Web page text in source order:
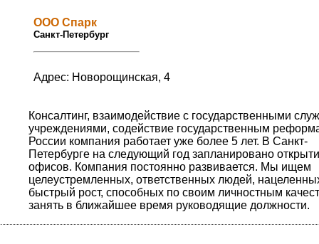
ООО Спарк
Санкт-Петербург
Адрес: Новорощинская, 4
Консалтинг, взаимодействие с государственными
учреждениями, содействие государственным
России компания работает уже более 5 лет. В Санкт-
Петербурге на следующий год запланировано
офисов. Компания постоянно развивается. Мы ищем
целеустремленных, ответственных людей,
быстрый рост, способных по своим личностным
занять в ближайшее время руководящие должности.